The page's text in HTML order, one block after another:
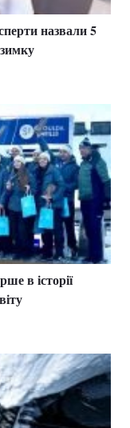
назвали 5
в історії